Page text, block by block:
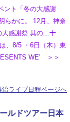
ント「冬の⼤感謝
らかに。 12月、神奈
感謝祭 其の二十
、8/5 ・6日（木）東
WE’ ＞＞
治ライブ日程ページへ
ルドツアー日本